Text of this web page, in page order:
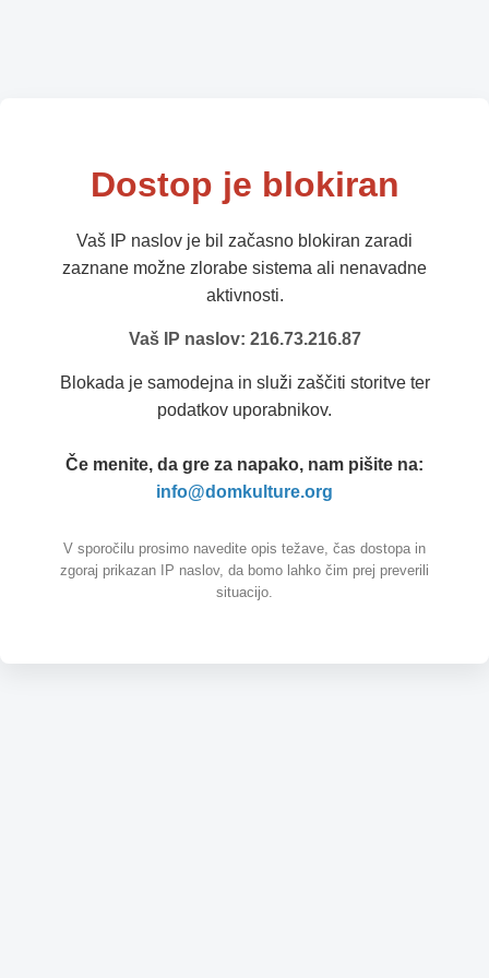
Dostop je blokiran
Vaš IP naslov je bil začasno blokiran zaradi
zaznane možne zlorabe sistema ali nenavadne
aktivnosti.
Vaš IP naslov: 216.73.216.87
Blokada je samodejna in služi zaščiti storitve ter
podatkov uporabnikov.
Če menite, da gre za napako, nam pišite na:
info@domkulture.org
V sporočilu prosimo navedite opis težave, čas dostopa in
zgoraj prikazan IP naslov, da bomo lahko čim prej preverili
situacijo.